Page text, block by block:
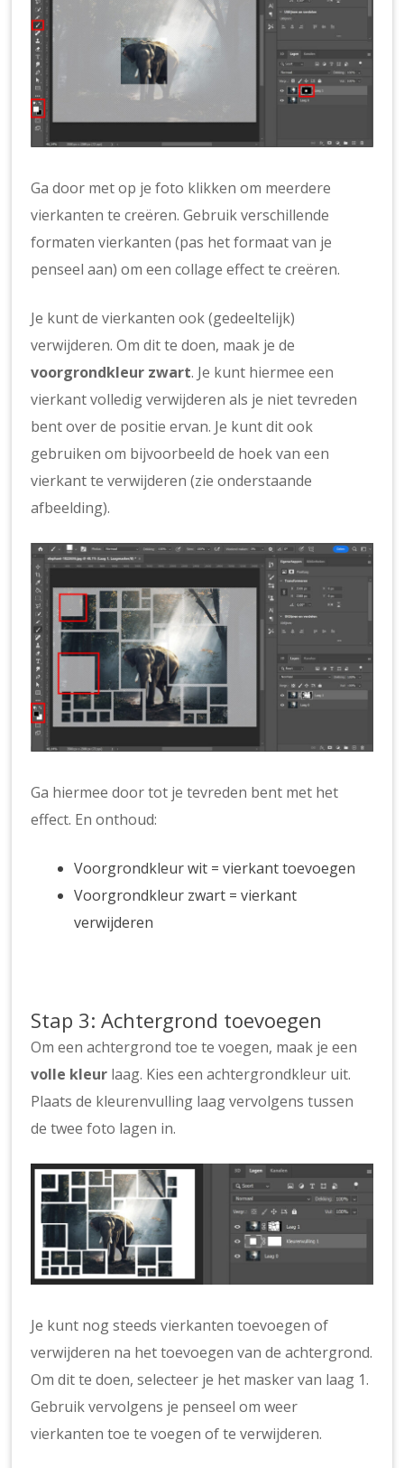
Ga door met op je foto klikken om meerdere
vierkanten te creëren. Gebruik verschillende
formaten vierkanten (pas het formaat van je
penseel aan) om een collage effect te creëren.
Je kunt de vierkanten ook (gedeeltelijk)
verwijderen. Om dit te doen, maak je de
voorgrondkleur zwart. Je kunt hiermee een
vierkant volledig verwijderen als je niet tevreden
bent over de positie ervan. Je kunt dit ook
gebruiken om bijvoorbeeld de hoek van een
vierkant te verwijderen (zie onderstaande
afbeelding).
Ga hiermee door tot je tevreden bent met het
effect. En onthoud:
Voorgrondkleur wit = vierkant toevoegen
Voorgrondkleur zwart = vierkant
verwijderen
Stap 3: Achtergrond toevoegen
Om een achtergrond toe te voegen, maak je een
volle kleur laag. Kies een achtergrondkleur uit.
Plaats de kleurenvulling laag vervolgens tussen
de twee foto lagen in.
Je kunt nog steeds vierkanten toevoegen of
verwijderen na het toevoegen van de achtergrond.
Om dit te doen, selecteer je het masker van laag 1.
Gebruik vervolgens je penseel om weer
vierkanten toe te voegen of te verwijderen.